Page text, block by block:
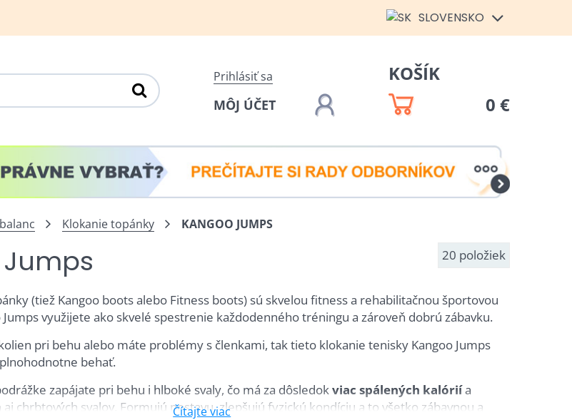
SLOVENSKO
Prihlásiť sa
MÔJ ÚČET
KOŠÍK
0 €
Klokanie topánky KANGOO JUMPS
20 položiek
(tiež Kangoo boots alebo Fitness boots) sú skvelou fitness a rehabilitačnou športovou
využijete ako skvelé spestrenie každodenného tréningu a zároveň dobrú zábavku.
pri behu alebo máte problémy s členkami, tak tieto klokanie tenisky Kangoo Jumps
behať.
zapájate pri behu i hlboké svaly, čo má za dôsledokviac spálených kalóriía
aj chrbtových svalov. Formujú postavu, zlepšujú fyzickú kondíciu a to všetko zábavnou a
Čítajte viac